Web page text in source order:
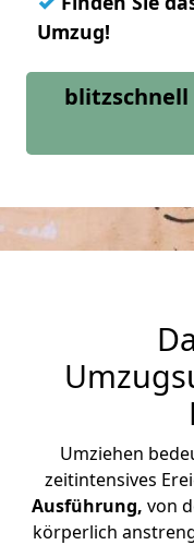
Umzug!
blitzschnell
Umziehen
zeitintensives
Ausführung, von
körperlich